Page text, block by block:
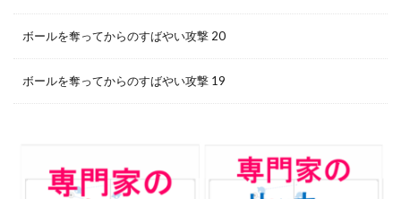
ボールを奪ってからのすばやい攻撃 20
ボールを奪ってからのすばやい攻撃 19